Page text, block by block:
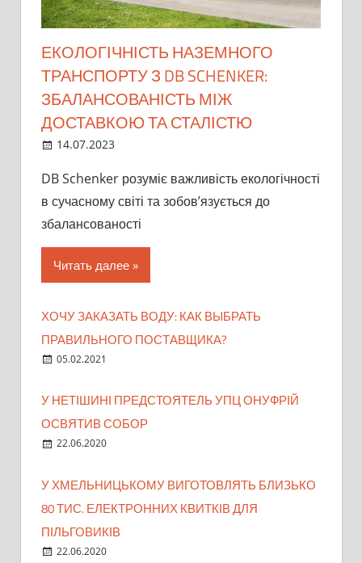
ЕКОЛОГІЧНІСТЬ НАЗЕМНОГО
ТРАНСПОРТУ З DB SCHENKER:
ЗБАЛАНСОВАНІСТЬ МІЖ
ДОСТАВКОЮ ТА СТАЛІСТЮ
14.07.2023
DB Schenker розуміє важливість екологічності
в сучасному світі та зобов’язується до
збалансованості
Читать далее
ХОЧУ ЗАКАЗАТЬ ВОДУ: КАК ВЫБРАТЬ
ПРАВИЛЬНОГО ПОСТАВЩИКА?
05.02.2021
У НЕТІШИНІ ПРЕДСТОЯТЕЛЬ УПЦ ОНУФРІЙ
ОСВЯТИВ СОБОР
22.06.2020
У ХМЕЛЬНИЦЬКОМУ ВИГОТОВЛЯТЬ БЛИЗЬКО
80 ТИС. ЕЛЕКТРОННИХ КВИТКІВ ДЛЯ
ПІЛЬГОВИКІВ
22.06.2020